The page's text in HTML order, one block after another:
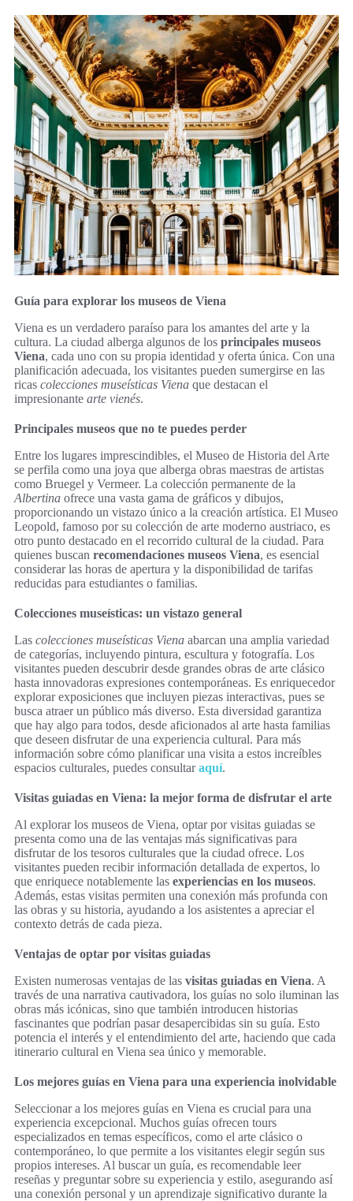
Guía para explorar los museos de Viena
Viena es un verdadero paraíso para los amantes del arte y la
cultura. La ciudad alberga algunos de los principales museos
Viena, cada uno con su propia identidad y oferta única. Con una
planificación adecuada, los visitantes pueden sumergirse en las
ricas colecciones museísticas Viena que destacan el
impresionante arte vienés.
Principales museos que no te puedes perder
Entre los lugares imprescindibles, el Museo de Historia del Arte
se perfila como una joya que alberga obras maestras de artistas
como Bruegel y Vermeer. La colección permanente de la
Albertina ofrece una vasta gama de gráficos y dibujos,
proporcionando un vistazo único a la creación artística. El Museo
Leopold, famoso por su colección de arte moderno austriaco, es
otro punto destacado en el recorrido cultural de la ciudad. Para
quienes buscan recomendaciones museos Viena, es esencial
considerar las horas de apertura y la disponibilidad de tarifas
reducidas para estudiantes o familias.
Colecciones museísticas: un vistazo general
Las colecciones museísticas Viena abarcan una amplia variedad
de categorías, incluyendo pintura, escultura y fotografía. Los
visitantes pueden descubrir desde grandes obras de arte clásico
hasta innovadoras expresiones contemporáneas. Es enriquecedor
explorar exposiciones que incluyen piezas interactivas, pues se
busca atraer un público más diverso. Esta diversidad garantiza
que hay algo para todos, desde aficionados al arte hasta familias
que deseen disfrutar de una experiencia cultural. Para más
información sobre cómo planificar una visita a estos increíbles
espacios culturales, puedes consultaraquí.
Visitas guiadas en Viena: la mejor forma de disfrutar el arte
Al explorar los museos de Viena, optar por visitas guiadas se
presenta como una de las ventajas más significativas para
disfrutar de los tesoros culturales que la ciudad ofrece. Los
visitantes pueden recibir información detallada de expertos, lo
que enriquece notablemente las experiencias en los museos.
Además, estas visitas permiten una conexión más profunda con
las obras y su historia, ayudando a los asistentes a apreciar el
contexto detrás de cada pieza.
Ventajas de optar por visitas guiadas
Existen numerosas ventajas de las visitas guiadas en Viena. A
través de una narrativa cautivadora, los guías no solo iluminan las
obras más icónicas, sino que también introducen historias
fascinantes que podrían pasar desapercibidas sin su guía. Esto
potencia el interés y el entendimiento del arte, haciendo que cada
itinerario cultural en Viena sea único y memorable.
Los mejores guías en Viena para una experiencia inolvidable
Seleccionar a los mejores guías en Viena es crucial para una
experiencia excepcional. Muchos guías ofrecen tours
especializados en temas específicos, como el arte clásico o
contemporáneo, lo que permite a los visitantes elegir según sus
propios intereses. Al buscar un guía, es recomendable leer
reseñas y preguntar sobre su experiencia y estilo, asegurando así
una conexión personal y un aprendizaje significativo durante la